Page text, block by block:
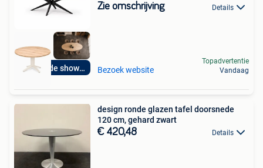
Bezoek de showroom
Zie omschrijving Details
Bezoek website
Topadvertentie
Vandaag
design ronde glazen tafel doorsnede
120 cm, gehard zwart
€ 420,48 Details